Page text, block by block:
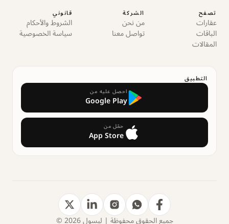
تصفح
عقارات
الباقات
المقالات
الشركة
من نحن
تواصل معنا
قانوني
الشروط والأحكام
سياسة الخصوصية
التطبيق
احصل عليه من
Google Play
حمّل من
App Store
جميع الحقوق محفوظة | ليسول 2026 ©